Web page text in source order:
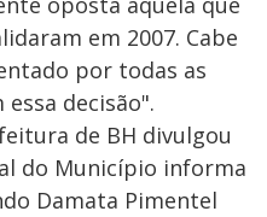
em 2007. Cabe
por todas as
decisão".
de BH divulgou
do Município informa
Damata Pimentel